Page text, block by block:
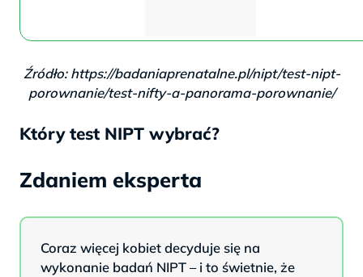
Źródło: https://badaniaprenatalne.pl/nipt/test-nipt-
porownanie/test-nifty-a-panorama-porownanie/
Który test NIPT wybrać?
Zdaniem eksperta
Coraz więcej kobiet decyduje się na
wykonanie badań NIPT – i to świetnie, że